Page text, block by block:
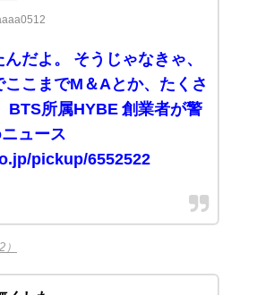
だよ。 そうじゃなきゃ、
こまでM＆Aとか、たくさ
BTS所属HYBE 創業者が警
ュース
pickup/6552522